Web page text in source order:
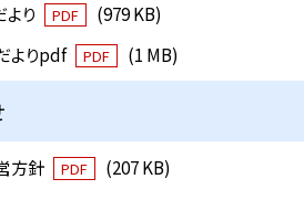
り
PDF
(979 KB)
よりpdf
PDF (1 MB)
方針 PDF (207 KB)